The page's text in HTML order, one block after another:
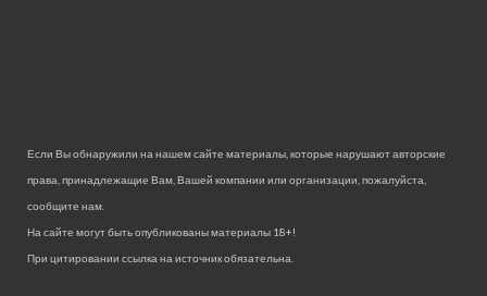
Если Вы обнаружили на нашем сайте материалы, которые нарушают авторские
права, принадлежащие Вам, Вашей компании или организации, пожалуйста,
сообщите нам.
На сайте могут быть опубликованы материалы 18+!
При цитировании ссылка на источник обязательна.